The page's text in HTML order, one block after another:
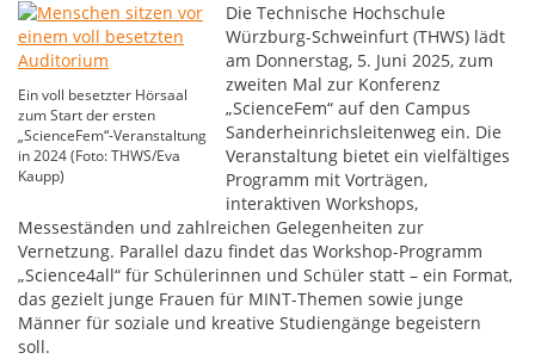
Ein voll besetzter Hörsaal
zum Start der ersten
„ScienceFem“-Veranstaltung
in 2024 (Foto: THWS/Eva
Kaupp)
Die Technische Hochschule
Würzburg-Schweinfurt (THWS) lädt
am Donnerstag, 5. Juni 2025, zum
zweiten Mal zur Konferenz
„ScienceFem“ auf den Campus
Sanderheinrichsleitenweg ein. Die
Veranstaltung bietet ein vielfältiges
Programm mit Vorträgen,
interaktiven Workshops,
Messeständen und zahlreichen Gelegenheiten zur
Vernetzung. Parallel dazu findet das Workshop-Programm
„Science4all“ für Schülerinnen und Schüler statt – ein Format,
das gezielt junge Frauen für MINT-Themen sowie junge
Männer für soziale und kreative Studiengänge begeistern
soll.